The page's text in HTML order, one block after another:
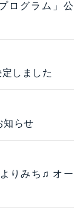
ログラム」公
しました
知らせ
りみち♫ オー